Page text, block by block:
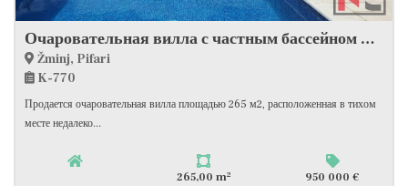
Очаровательная вилла с частным бассейном недалеко от Ровиня #продажа
Žminj, Pifari
K-770
Продается очаровательная вилла площадью 265 м2, расположенная в тихом
месте недалеко...
265,00 m2 950 000 €